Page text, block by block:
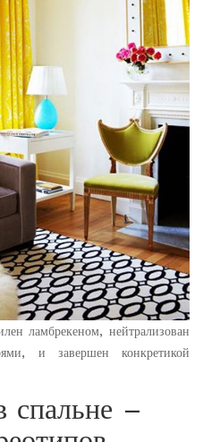
ламбрекеном, нейтрализован
и завершен конкретикой
–